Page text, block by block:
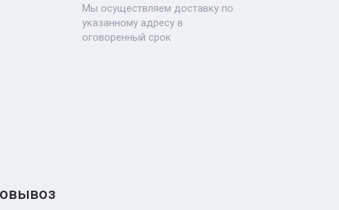
Мы осуществляем доставку по
указанному адресу в
оговоренный срок